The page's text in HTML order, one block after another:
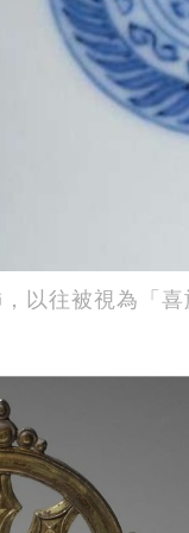
以往被視為「